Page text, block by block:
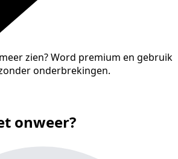
zien?Word premium en gebruik
onderbrekingen.
onweer?